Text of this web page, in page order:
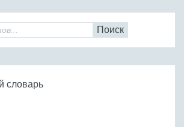
Поиск
словарь